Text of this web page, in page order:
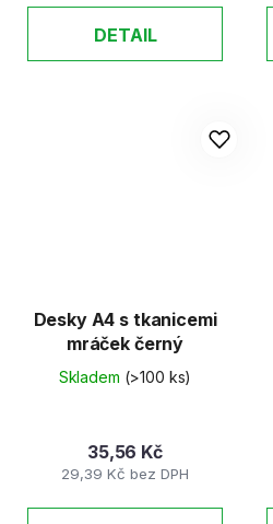
DETAIL
Desky A4 s tkanicemi
mráček černý
Skladem (>100 ks)
29,39 Kč bez DPH
35,56 Kč